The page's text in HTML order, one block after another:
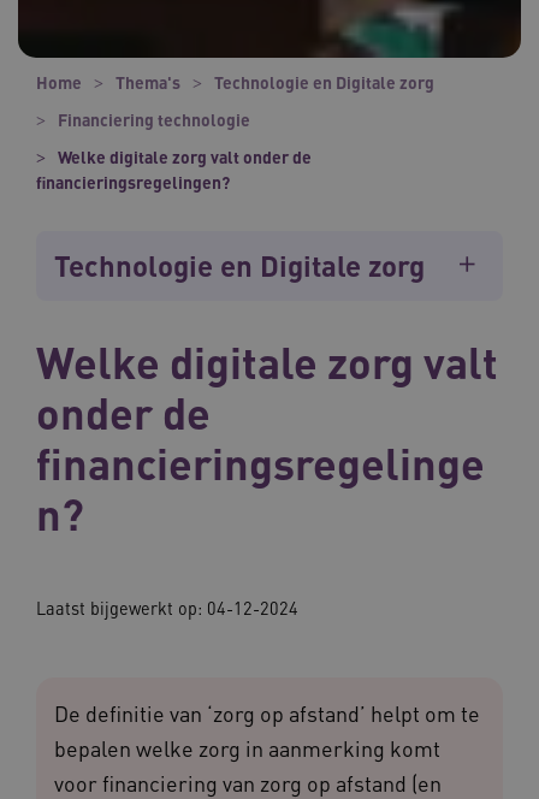
Home Thema's
Technologie en Digitale zorg
Financiering technologie
Welke digitale zorg valt onder de
financieringsregelingen?
Technologie en Digitale zorg
Welke digitale zorg valt
onder de
financieringsregelinge
n?
Laatst bijgewerkt op: 04-12-2024
De definitie van ‘zorg op afstand’ helpt om te
bepalen welke zorg in aanmerking komt
voor financiering van zorg op afstand (en